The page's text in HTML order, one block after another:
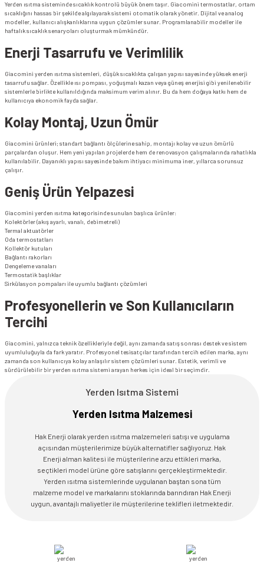
Yerden ısıtma sisteminde sıcaklık kontrolü büyük önem taşır. Giacomini termostatlar, ortam
sıcaklığını hassas bir şekilde algılayarak sistemi otomatik olarak yönetir. Dijital ve analog
modeller, kullanıcı alışkanlıklarına uygun çözümler sunar. Programlanabilir modeller ile
haftalık sıcaklık senaryoları oluşturmak mümkündür.
Enerji Tasarrufu ve Verimlilik
Giacomini yerden ısıtma sistemleri, düşük sıcaklıkta çalışan yapısı sayesinde yüksek enerji
tasarrufu sağlar. Özellikle ısı pompası, yoğuşmalı kazan veya güneş enerjisi gibi yenilenebilir
sistemlerle birlikte kullanıldığında maksimum verim alınır. Bu da hem doğaya katkı hem de
kullanıcıya ekonomik fayda sağlar.
Kolay Montaj, Uzun Ömür
Giacomini ürünleri; standart bağlantı ölçülerine sahip, montajı kolay ve uzun ömürlü
parçalardan oluşur. Hem yeni yapılan projelerde hem de renovasyon çalışmalarında rahatlıkla
kullanılabilir. Dayanıklı yapısı sayesinde bakım ihtiyacı minimuma iner, yıllarca sorunsuz
çalışır.
Geniş Ürün Yelpazesi
Giacomini yerden ısıtma kategorisinde sunulan başlıca ürünler:
Kolektörler (akış ayarlı, vanalı, debimetreli)
Termal aktuatörler
Oda termostatları
Kollektör kutuları
Bağlantı rakorları
Dengeleme vanaları
Termostatik başlıklar
Sirkülasyon pompaları ile uyumlu bağlantı çözümleri
Profesyonellerin ve Son Kullanıcıların
Tercihi
Giacomini, yalnızca teknik özellikleriyle değil, aynı zamanda satış sonrası destek ve sistem
uyumluluğuyla da fark yaratır. Profesyonel tesisatçılar tarafından tercih edilen marka, aynı
zamanda son kullanıcıya kolay anlaşılır sistem çözümleri sunar. Estetik, verimli ve
sürdürülebilir bir yerden ısıtma sistemi arayan herkes için ideal bir seçimdir.
Yerden Isıtma Sistemi
Yerden Isıtma Malzemesi
Hak Enerji olarak yerden ısıtma malzemeleri satışı ve uygulama
açısından müşterilerimize büyük alternatifler sağlıyoruz. Hak
Enerji alman kalitesi ile müşterilerine arzu ettikleri marka,
seçtikleri model ürüne göre satışlarını gerçekleştirmektedir.
Yerden ısıtma sistemlerinde uygulanan baştan sona tüm
malzeme model ve markalarını stoklarında barındıran Hak Enerji
uygun, avantajlı maliyetler ile müşterilerine teklifleri iletmektedir.